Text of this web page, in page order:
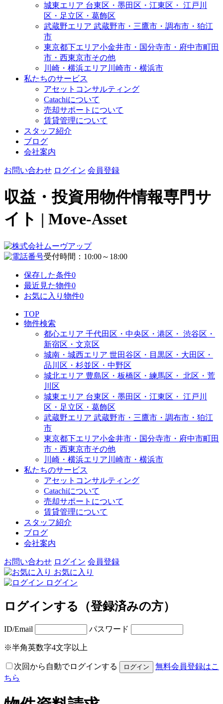
城東エリア 台東区・墨田区・江東区・ 江戸川
区・足立区・葛飾区
武蔵野エリア 武蔵野市・三鷹市・調布市・ 狛江
市
東京都下エリア小金井市・国分寺市・府中市町田
市・西東京市その他
川崎・横浜エリア 川崎市・横浜市
私たちのサービス
アセットコンサルティング
Catachiについて
売却サポートについて
賃貸管理について
スタッフ紹介
ブログ
会社案内
お問い合わせ ログイン 会員登録
収益・投資用物件情報専門サ
イト | Move-Asset
受付時間：10:00～18:00
保存した条件0
最近見た物件0
お気に入り物件0
TOP
物件検索
都心エリア 千代田区・中央区・港区・ 渋谷区・
新宿区・文京区
城南・城西エリア 世田谷区・目黒区・大田区・
品川区・杉並区・中野区
城北エリア 豊島区・板橋区・練馬区・ 北区・荒
川区
城東エリア 台東区・墨田区・江東区・ 江戸川
区・足立区・葛飾区
武蔵野エリア 武蔵野市・三鷹市・調布市・ 狛江
市
東京都下エリア小金井市・国分寺市・府中市町田
市・西東京市その他
川崎・横浜エリア 川崎市・横浜市
私たちのサービス
アセットコンサルティング
Catachiについて
売却サポートについて
賃貸管理について
スタッフ紹介
ブログ
会社案内
お問い合わせ ログイン 会員登録
お気に入り
ログイン
ログインする（登録済みの方）
ID/Email パスワード
※半角英数字4文字以上
次回から自動でログインする
無料会員登録はこ
ちら